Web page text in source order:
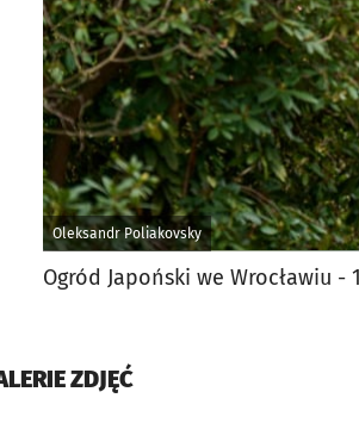
Oleksandr Poliakovsky
Ogród Japoński we Wrocławiu -
ZDJĘĆ